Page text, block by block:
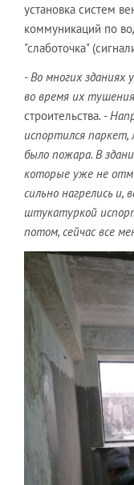
установка систем
коммуникаций по
"слаботочка"
- Во многих зданиях
во время их тушения
строительства. -
испортился паркет,
было пожара. В
которые уже не
сильно нагрелись и,
штукатуркой
потом, сейчас все